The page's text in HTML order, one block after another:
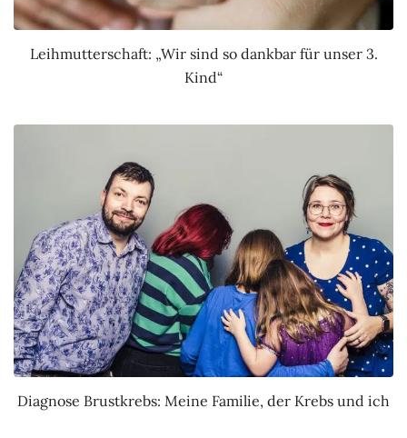
Leihmutterschaft: „Wir sind so dankbar für unser 3.
Kind“
Diagnose Brustkrebs: Meine Familie, der Krebs und ich